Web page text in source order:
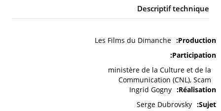
Descriptif technique
Production
Les Films du Dimanche
Participation
ministère de la Culture et de la
Communication (CNL), Scam
Réalisation
Ingrid Gogny
Sujet
Serge Dubrovsky